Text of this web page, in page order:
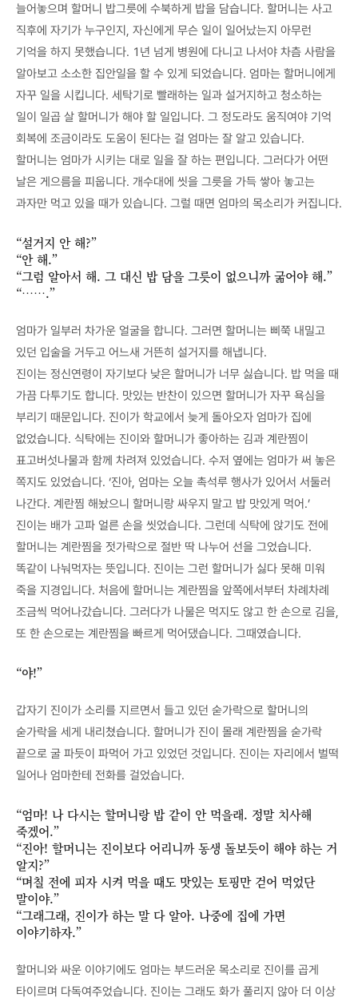
늘어놓으며 할머니 밥그릇에 수북하게 밥을 담습니다. 할머니는 사고
직후에 자기가 누구인지, 자신에게 무슨 일이 일어났는지 아무런
기억을 하지 못했습니다. 1년 넘게 병원에 다니고 나서야 차츰 사람을
알아보고 소소한 집안일을 할 수 있게 되었습니다. 엄마는 할머니에게
자꾸 일을 시킵니다. 세탁기로 빨래하는 일과 설거지하고 청소하는
일이 일곱 살 할머니가 해야 할 일입니다. 그 정도라도 움직여야 기억
회복에 조금이라도 도움이 된다는 걸 엄마는 잘 알고 있습니다.
할머니는 엄마가 시키는 대로 일을 잘 하는 편입니다. 그러다가 어떤
날은 게으름을 피웁니다. 개수대에 씻을 그릇을 가득 쌓아 놓고는
과자만 먹고 있을 때가 있습니다. 그럴 때면 엄마의 목소리가 커집니다.
“설거지 안 해?”
“안 해.”
“그럼 알아서 해. 그 대신 밥 담을 그릇이 없으니까 굶어야 해.”
“…….”
엄마가 일부러 차가운 얼굴을 합니다. 그러면 할머니는 삐쭉 내밀고
있던 입술을 거두고 어느새 거뜬히 설거지를 해냅니다.
진이는 정신연령이 자기보다 낮은 할머니가 너무 싫습니다. 밥 먹을 때
가끔 다투기도 합니다. 맛있는 반찬이 있으면 할머니가 자꾸 욕심을
부리기 때문입니다. 진이가 학교에서 늦게 돌아오자 엄마가 집에
없었습니다. 식탁에는 진이와 할머니가 좋아하는 김과 계란찜이
표고버섯나물과 함께 차려져 있었습니다. 수저 옆에는 엄마가 써 놓은
쪽지도 있었습니다. ‘진아, 엄마는 오늘 촉석루 행사가 있어서 서둘러
나간다. 계란찜 해놨으니 할머니랑 싸우지 말고 밥 맛있게 먹어.’
진이는 배가 고파 얼른 손을 씻었습니다. 그런데 식탁에 앉기도 전에
할머니는 계란찜을 젓가락으로 절반 딱 나누어 선을 그었습니다.
똑같이 나눠먹자는 뜻입니다. 진이는 그런 할머니가 싫다 못해 미워
죽을 지경입니다. 처음에 할머니는 계란찜을 앞쪽에서부터 차례차례
조금씩 먹어나갔습니다. 그러다가 나물은 먹지도 않고 한 손으로 김을,
또 한 손으로는 계란찜을 빠르게 먹어댔습니다. 그때였습니다.
“야!”
갑자기 진이가 소리를 지르면서 들고 있던 숟가락으로 할머니의
숟가락을 세게 내리쳤습니다. 할머니가 진이 몰래 계란찜을 숟가락
끝으로 굴 파듯이 파먹어 가고 있었던 것입니다. 진이는 자리에서 벌떡
일어나 엄마한테 전화를 걸었습니다.
“엄마! 나 다시는 할머니랑 밥 같이 안 먹을래. 정말 치사해
죽겠어.”
“진아! 할머니는 진이보다 어리니까 동생 돌보듯이 해야 하는 거
알지?”
“며칠 전에 피자 시켜 먹을 때도 맛있는 토핑만 걷어 먹었단
말이야.”
“그래그래, 진이가 하는 말 다 알아. 나중에 집에 가면
이야기하자.”
할머니와 싸운 이야기에도 엄마는 부드러운 목소리로 진이를 곱게
타이르며 다독여주었습니다. 진이는 그래도 화가 풀리지 않아 더 이상